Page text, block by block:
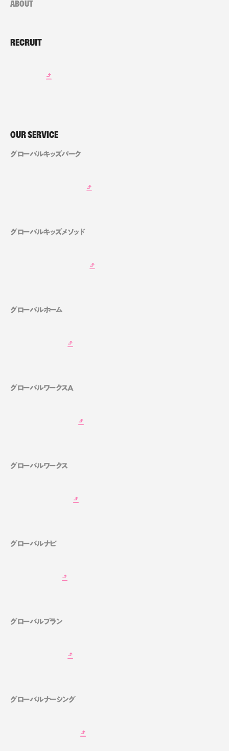
ABOUT
RECRUIT
OUR SERVICE
グローバルキッズパーク
グローバルキッズメソッド
グローバルホーム
グローバルワークスA
グローバルワークス
グローバルナビ
グローバルプラン
グローバルナーシング